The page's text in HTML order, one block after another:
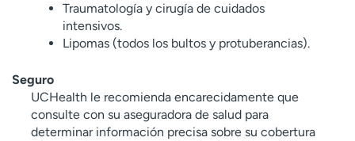
Traumatología y cirugía de cuidados
intensivos.
Lipomas (todos los bultos y protuberancias).
Seguro
UCHealth le recomienda encarecidamente que
consulte con su aseguradora de salud para
determinar información precisa sobre su cobertura